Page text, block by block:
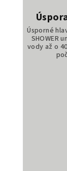
Úsporné
SHOWER
vody až o